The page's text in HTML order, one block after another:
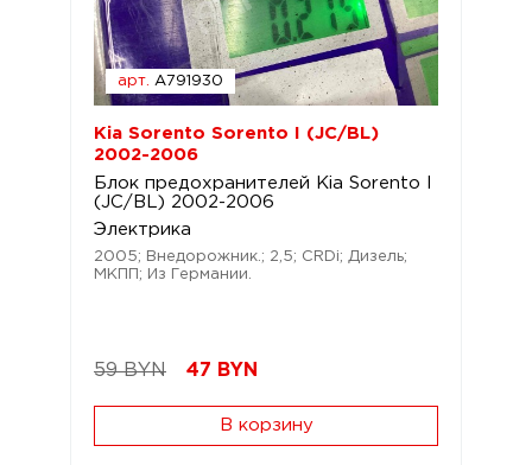
арт. A791930
Kia Sorento Sorento I (JC/BL)
2002-2006
Блок предохранителей Kia Sorento I
(JC/BL) 2002-2006
Электрика
2005; Внедорожник.; 2,5; CRDi; Дизель;
МКПП; Из Германии.
59 BYN 47 BYN
В корзину